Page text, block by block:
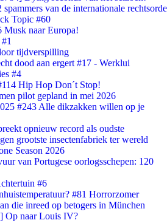
van de internationale rechtsorde
Topic #60
naar Europa!
tijdverspilling
dood aan ergert #17 - Werklui
#4
Hip Hop Don´t Stop!
pilot gepland in mei 2026
#243 Alle dikzakken willen op je
opnieuw record als oudste
grootste insectenfabriek ter wereld
Season 2026
van Portugese oorlogsschepen: 120
#6
#81 Horrorzomer
die inreed op betogers in München
Op naar Louis IV?